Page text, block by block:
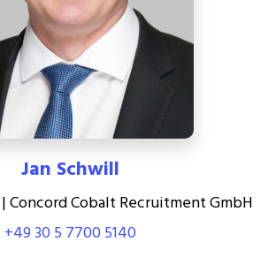
Jan Schwill
Concord Cobalt Recruitment GmbH
+49 30 5 7700 5140